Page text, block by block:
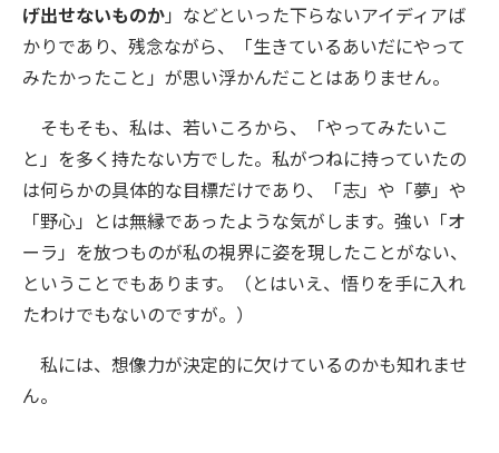
げ出せないものか」などといった下らないアイディアば
かりであり、残念ながら、「生きているあいだにやって
みたかったこと」が思い浮かんだことはありません。
そもそも、私は、若いころから、「やってみたいこ
と」を多く持たない方でした。私がつねに持っていたの
は何らかの具体的な目標だけであり、「志」や「夢」や
「野心」とは無縁であったような気がします。強い「オ
ーラ」を放つものが私の視界に姿を現したことがない、
ということでもあります。（とはいえ、悟りを手に入れ
たわけでもないのですが。）
私には、想像力が決定的に欠けているのかも知れませ
ん。